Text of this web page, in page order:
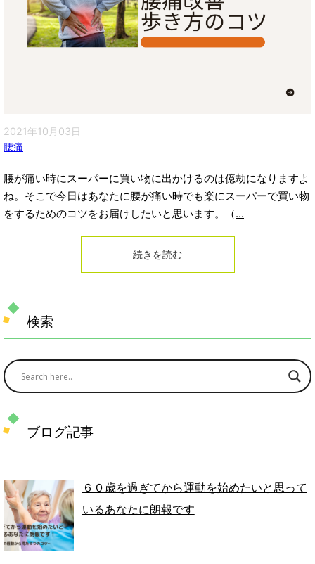
2021年10月03日
腰痛
腰が痛い時にスーパーに買い物に出かけるのは億劫になりますよ
ね。そこで今日はあなたに腰が痛い時でも楽にスーパーで買い物
をするためのコツをお届けしたいと思います。（...
続きを読む
検索
ブログ記事
６０歳を過ぎてから運動を始めたいと思って
いるあなたに朗報です